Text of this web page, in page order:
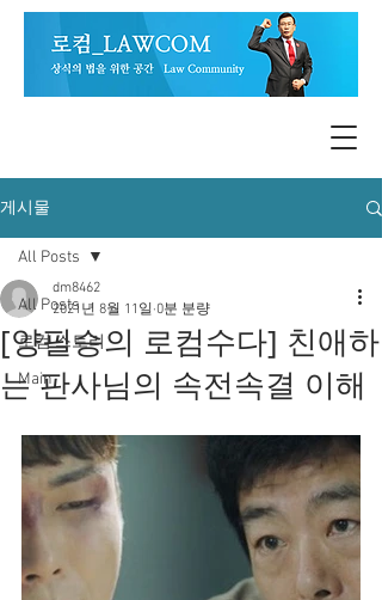
게시물
All Posts
로컴 스토리
Main
All Posts
[양필승의 로컴수다] 친애하
는 판사님의 속전속결 이해
dm8462
2021년 8월 11일 0분 분량